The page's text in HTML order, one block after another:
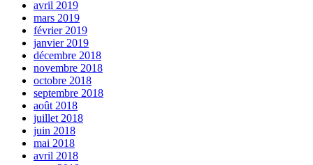
avril 2019
mars 2019
février 2019
janvier 2019
décembre 2018
novembre 2018
octobre 2018
septembre 2018
août 2018
juillet 2018
juin 2018
mai 2018
avril 2018